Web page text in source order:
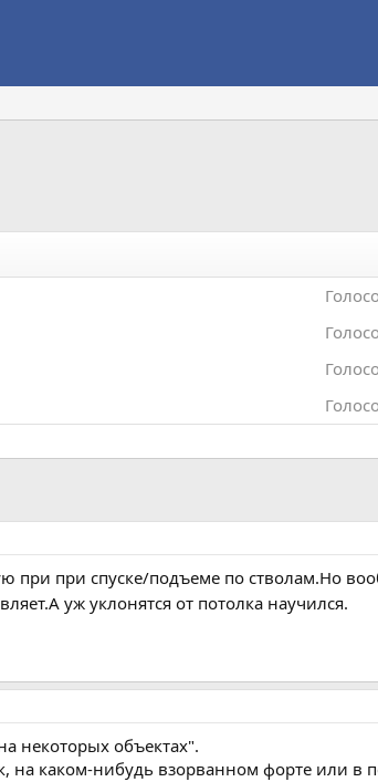
при при спуске/подъеме по стволам.Но
уж уклонятся от потолка научился.
некоторых объектах".
на каком-нибудь взорванном форте или в